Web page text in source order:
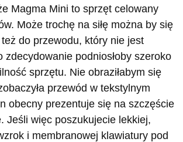
Magma Mini to sprzęt celowany
Może trochę na siłę można by się
też do przewodu, który nie jest
zdecydowanie podniosłoby szeroko
sprzętu. Nie obraziłabym się
przewód w tekstylnym
obecny prezentuje się na szczęście
Jeśli więc poszukujecie lekkiej,
i membranowej klawiatury pod